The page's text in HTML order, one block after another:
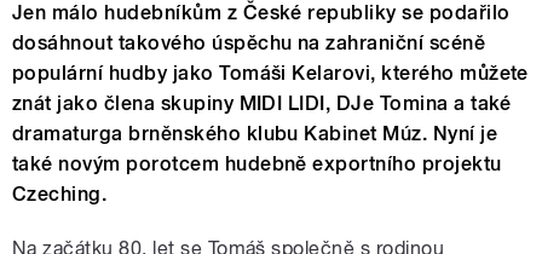
Jen málo hudebníkům z České republiky se podařilo
dosáhnout takového úspěchu na zahraniční scéně
populární hudby jako Tomáši Kelarovi, kterého můžete
znát jako člena skupiny MIDI LIDI, DJe Tomina a také
dramaturga brněnského klubu Kabinet Múz. Nyní je
také novým porotcem hudebně exportního projektu
Czeching.
Na začátku 80. let se Tomáš společně s rodinou